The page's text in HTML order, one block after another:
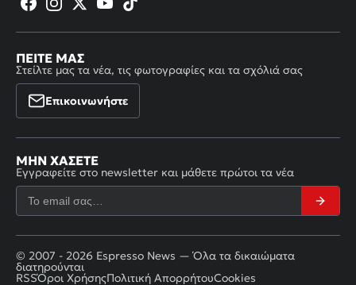
ΠΕΊΤΕ ΜΑΣ
Στείλτε μας τα νέα, τις φωτογραφίες και τα σχόλιά σας
Επικοινωνήστε
ΜΗΝ ΧΆΣΕΤΕ
Εγγραφείτε στο newsletter και μάθετε πρώτοι τα νέα
© 2007 - 2026 Espresso News — Όλα τα δικαιώματα
διατηρούνται
RSSΌροι ΧρήσηςΠολιτική ΑπορρήτουCookies